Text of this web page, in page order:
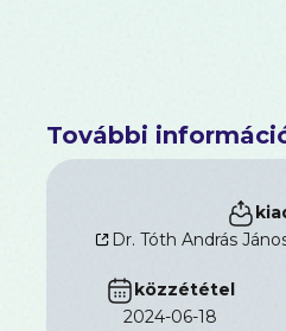
További
Dr. Tóth András
közzététel
2024-06-18